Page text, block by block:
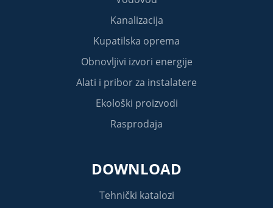
Kanalizacija
Kupatilska oprema
Obnovljivi izvori energije
Alati i pribor za instalatere
Ekološki proizvodi
Rasprodaja
DOWNLOAD
Tehnički katalozi